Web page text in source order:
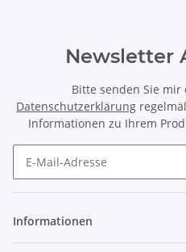
Newsletter
Bitte senden Sie
Datenschutzerklärung
Informationen zu Ihrem
Informationen